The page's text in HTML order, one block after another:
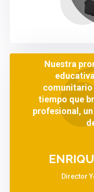
Nuestra
comunitario
tiempo que
profesional,
Director